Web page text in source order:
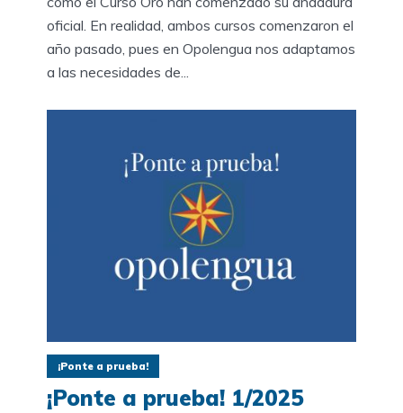
oficial. En realidad, ambos cursos comenzaron el
año pasado, pues en Opolengua nos adaptamos
a las necesidades de...
¡Ponte a prueba!
¡Ponte a prueba! 1/2025